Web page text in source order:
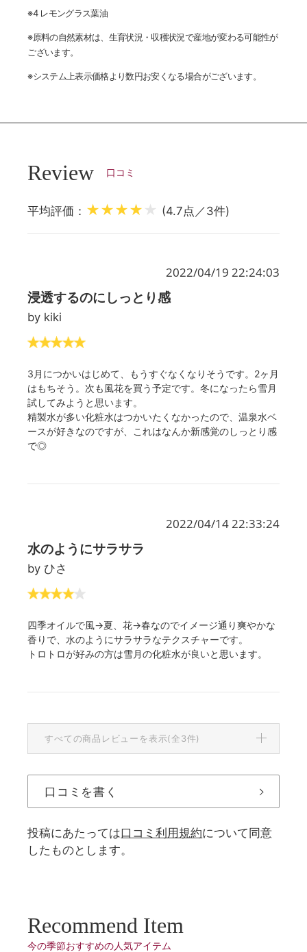
※4 レモングラス葉油
※原料の自然素材は、生育状況・収穫状況で産地が変わる可能性が
ございます。
※システム上表示価格より数円お安くなる場合がございます。
Review 口コミ
平均評価： ★★★★ ★ (4.7点／3件)
2022/04/19 22:24:03
浸透するのにしっとり感
by kiki
3月につかいはじめて、もうすぐなくなりそうです。2ヶ月
はもちそう。次も風花を買う予定です。冬になったら雪月
試してみようと思います。
精製水が多い化粧水はつかいたくなかったので、温泉水ベ
ースが好きなのですが、これはなんか新感覚のしっとり感
で◎
2022/04/14 22:33:24
水のようにサラサラ
by ひさ
四季オイルで風→夏、花→春なのでイメージ通り爽やかな
香りで、水のようにサラサラなテクスチャーです。
トロトロが好みの方は雪月の化粧水が良いと思います。
すべての商品レビューを表示(全3件)
口コミを書く
投稿にあたっては口コミ利用規約について同意
したものとします。
Recommend Item
今の季節おすすめの⼈気アイテム